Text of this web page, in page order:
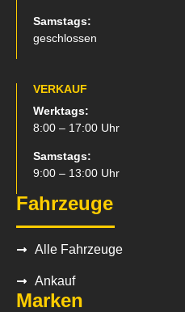
Samstags:
geschlossen
VERKAUF
Werktags:
8:00 – 17:00 Uhr
Samstags:
9:00 – 13:00 Uhr
Fahrzeuge
Alle Fahrzeuge
Ankauf
Marken